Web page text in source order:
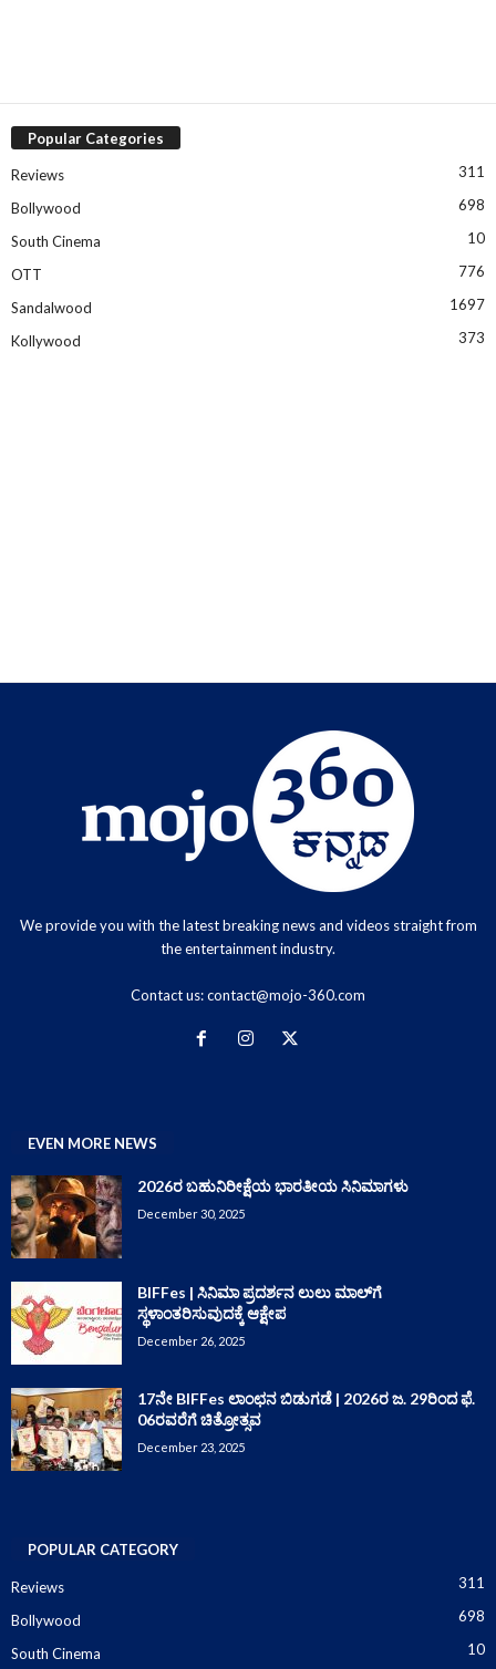
Popular Categories
Reviews 311
Bollywood 698
South Cinema 10
OTT 776
Sandalwood 1697
Kollywood 373
We provide you with the latest breaking news and videos straight from
the entertainment industry.
Contact us:contact@mojo-360.com
EVEN MORE NEWS
2026ರ ಬಹುನಿರೀಕ್ಷೆಯ ಭಾರತೀಯ ಸಿನಿಮಾಗಳು
December 30, 2025
BIFFes | ಸಿನಿಮಾ ಪ್ರದರ್ಶನ ಲುಲು ಮಾಲ್‌ಗೆ
ಸ್ಥಳಾಂತರಿಸುವುದಕ್ಕೆ ಆಕ್ಷೇಪ
December 26, 2025
17ನೇ BIFFes ಲಾಂಛನ ಬಿಡುಗಡೆ | 2026ರ ಜ. 29ರಿಂದ ಫೆ.
06ರವರೆಗೆ ಚಿತ್ರೋತ್ಸವ
December 23, 2025
POPULAR CATEGORY
Reviews 311
Bollywood 698
South Cinema 10